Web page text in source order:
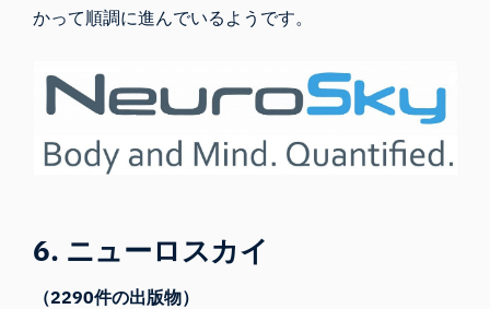
かって順調に進んでいるようです。
6. ニューロスカイ
（2290件の出版物）